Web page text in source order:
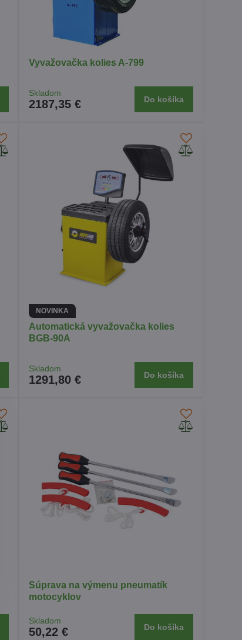
Vyvažovačka kolies A-799
Skladom
2187,35 € Do košíka
NOVINKA
Automatická vyvažovačka kolies
BGB-90A
Skladom
1291,80 € Do košíka
Súprava na výmenu pneumatík
motocyklov
Skladom
50,22 € Do košíka